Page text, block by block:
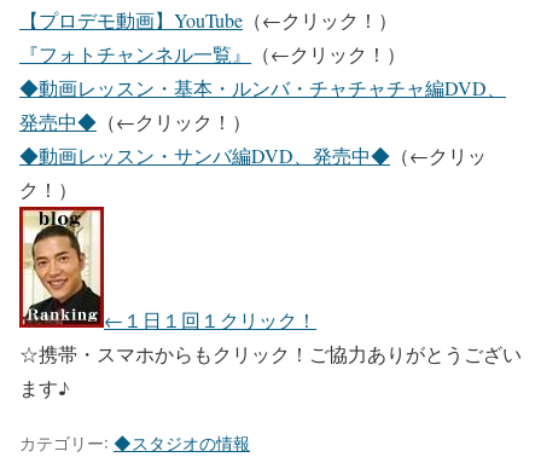
【プロデモ動画】YouTube （←クリック！）
『フォトチャンネル一覧』
（←クリック！）
◆動画レッスン・基本・ルンバ・チャチャチャ編DVD、
発売中◆ （←クリック！）
◆動画レッスン・サンバ編DVD、発売中◆ （←クリッ
ク！）
←１日１回１クリック！
☆携帯・スマホからもクリック！ご協力ありがとうござい
ます♪
カテゴリー: ◆スタジオの情報